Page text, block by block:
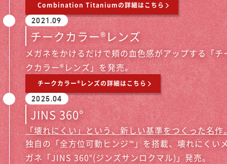
Combination Titaniumの詳細はこちら
2021.09
チークカラー®レンズ
メガネをかけるだけで頬の血色感がアップする「チ
クカラー®レンズ」を発売。
チークカラー®レンズの詳細はこちら
2025.04
JINS 360°
「壊れにくい」という、新しい基準をつくった名作
独自の「全方位可動ヒンジ™」を搭載、壊れにくい
ガネ「JINS 360°(ジンズサンロクマル)」発売。